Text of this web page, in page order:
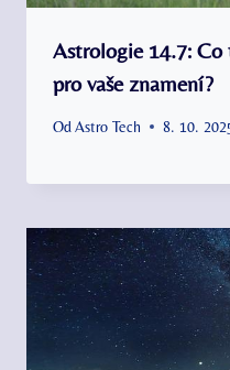
Astrologie 14.7: Co
pro vaše znamení?
Od Astro Tech 8. 10.